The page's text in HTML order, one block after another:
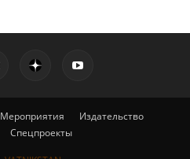
Мероприятия
Издательство
Спецпроекты